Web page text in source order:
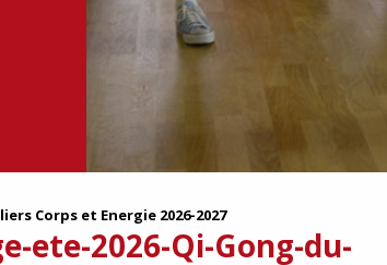
Corps et Energie 2026-2027
ete-2026-Qi-Gong-du-